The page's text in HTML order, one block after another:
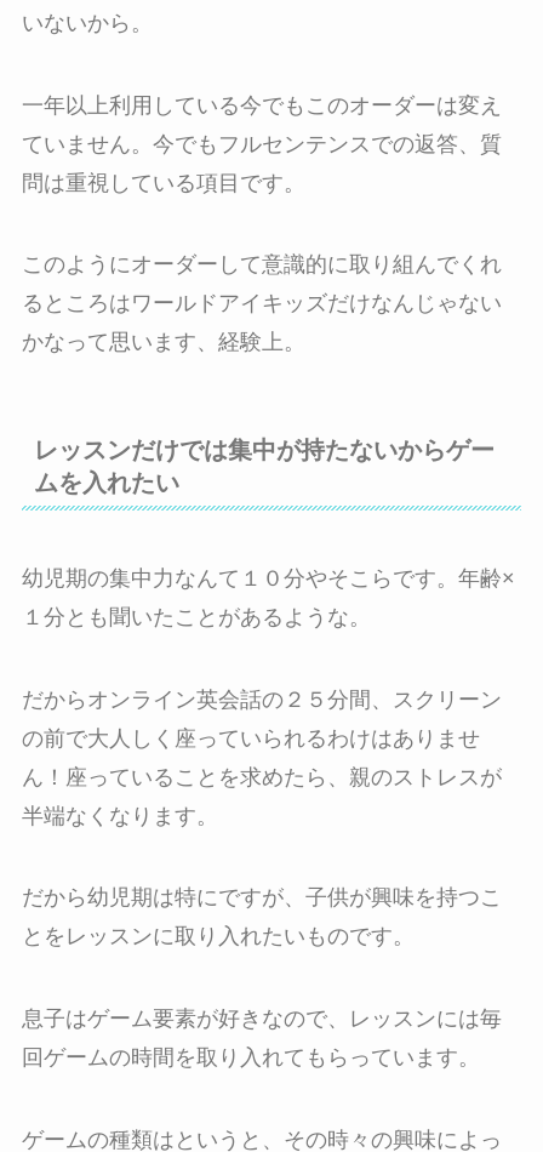
いないから。
一年以上利用している今でもこのオーダーは変え
ていません。今でもフルセンテンスでの返答、質
問は重視している項目です。
このようにオーダーして意識的に取り組んでくれ
るところはワールドアイキッズだけなんじゃない
かなって思います、経験上。
レッスンだけでは集中が持たないからゲー
ムを入れたい
幼児期の集中力なんて１０分やそこらです。年齢×
１分とも聞いたことがあるような。
だからオンライン英会話の２５分間、スクリーン
の前で大人しく座っていられるわけはありませ
ん！座っていることを求めたら、親のストレスが
半端なくなります。
だから幼児期は特にですが、子供が興味を持つこ
とをレッスンに取り入れたいものです。
息子はゲーム要素が好きなので、レッスンには毎
回ゲームの時間を取り入れてもらっています。
ゲームの種類はというと、その時々の興味によっ